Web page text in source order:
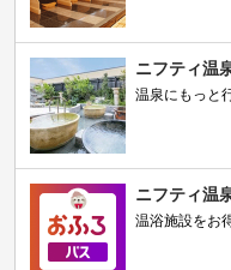
ニフティ温
温泉にもっと
ニフティ温
温浴施設をお